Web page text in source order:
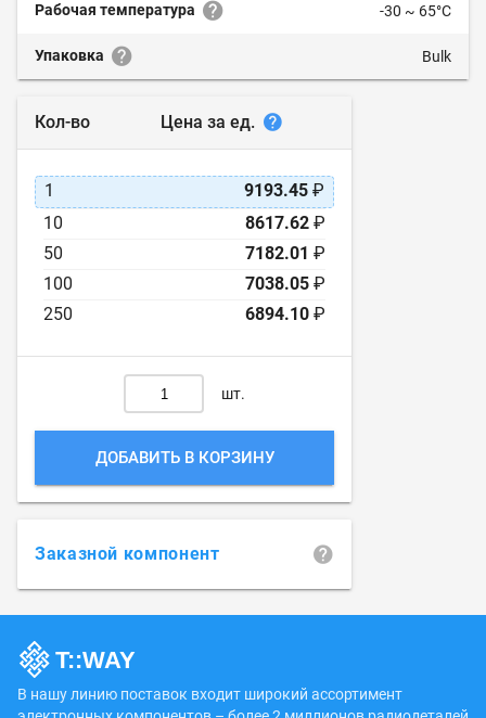
Рабочая температура -30 ~ 65°C
Упаковка Bulk
Кол-во Цена за ед.
1 9193.45 ₽
10
8617.62 ₽
50
7182.01 ₽
100
7038.05 ₽
250
6894.10 ₽
шт.
ДОБАВИТЬ В КОРЗИНУ
Заказной компонент
В нашу линию поставок входит широкий ассортимент